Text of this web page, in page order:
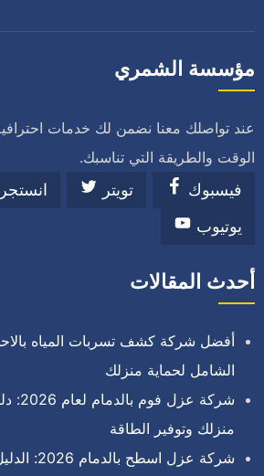
مؤسسة الشمري
عند تواصلك معنا نضمن لك خدمات
الوقت والطريقة التي تناسبك.
فيسبوك تويتر
يوتيوب
أحدث المقالات
الشامل لحماية منزلك
شركة
منزلك وتوفير الطاقة
شركة عزل